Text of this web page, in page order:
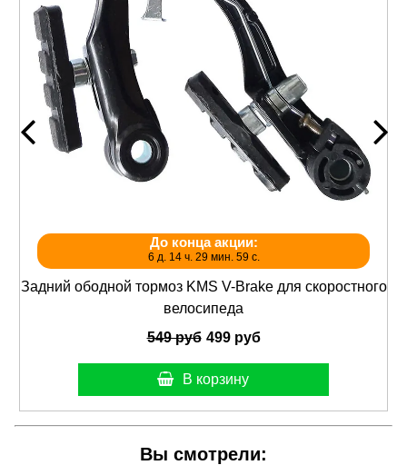
До конца акции:
6 д. 14 ч. 29 мин. 58 с.
Задний ободной тормоз KMS V-Brake для скоростного
велосипеда
549 руб 499 руб
В корзину
Вы смотрели: